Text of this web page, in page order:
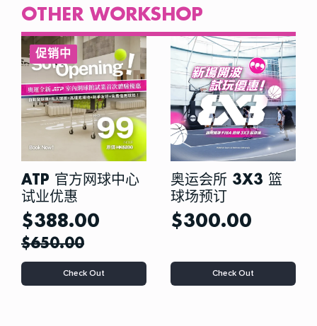
OTHER WORKSHOP
促销中
ATP 官方网球中心
试业优惠
$650.00
$388.00
Check Out
本
产
奥运会所 3X3 篮
球场预订
$300.00
Check Out